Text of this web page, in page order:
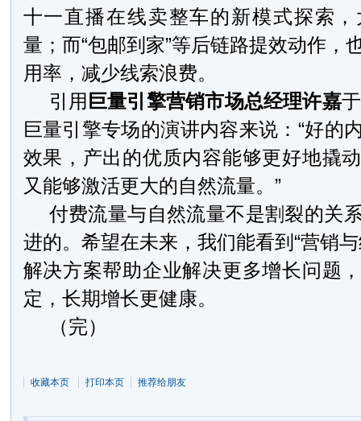
十一直播在线卖整车的新模式探索
量；而“包邮到家”等后链路提效动作，
用率，减少线索浪费。
引用 巨量引擎营销市场总经理许嘉
巨量引擎专场的演讲内容来说：“好的
效果，产出的优质内容能够更好地撬
又能够激活更大的自然流量。”
付费流量与自然流量不是割裂的关
进的。希望在未来，我们能看到“营销
解决方案帮助企业解决更多增长问题
定，长期增长更健康。
（完）
收藏本页 打印本页 推荐给朋友